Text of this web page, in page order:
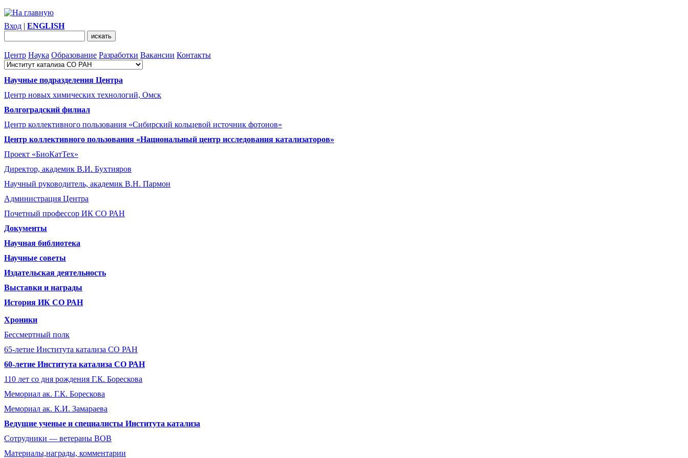
Вход | ENGLISH
Центр Наука Образование Разработки Вакансии Контакты
Научные подразделения Центра
Центр новых химических технологий, Омск
Волгоградский филиал
Центр коллективного пользования «Сибирский кольцевой источник фотонов»
Центр коллективного пользования «Национальный центр исследования катализаторов»
Проект «БиоКатТех»
Директор, академик В.И. Бухтияров
Научный руководитель, академик В.Н. Пармон
Администрация Центра
Почетный профессор ИК СО РАН
Документы
Научная библиотека
Научные советы
Издательская деятельность
Выставки и награды
История ИК СО РАН
Хроники
Бессмертный полк
65-летие Института катализа СО РАН
60-летие Института катализа СО РАН
110 лет со дня рождения Г.К. Борескова
Мемориал ак. Г.К. Борескова
Мемориал ак. К.И. Замараева
Ведущие ученые и специалисты Института катализа
Сотрудники ― ветераны ВОВ
Материалы,награды, комментарии